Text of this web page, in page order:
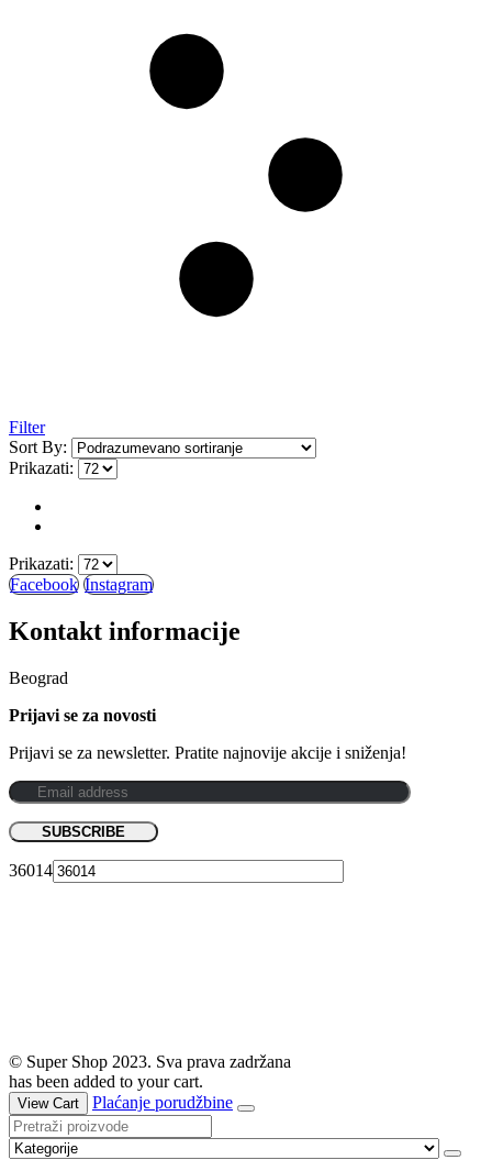
Filter
Sort By:
Prikazati:
Prikazati:
Facebook Instagram
Kontakt informacije
Beograd
Prijavi se za novosti
Prijavi se za newsletter. Pratite najnovije akcije i sniženja!
36014
© Super Shop 2023. Sva prava zadržana
has been added to your cart.
View Cart Plaćanje porudžbine